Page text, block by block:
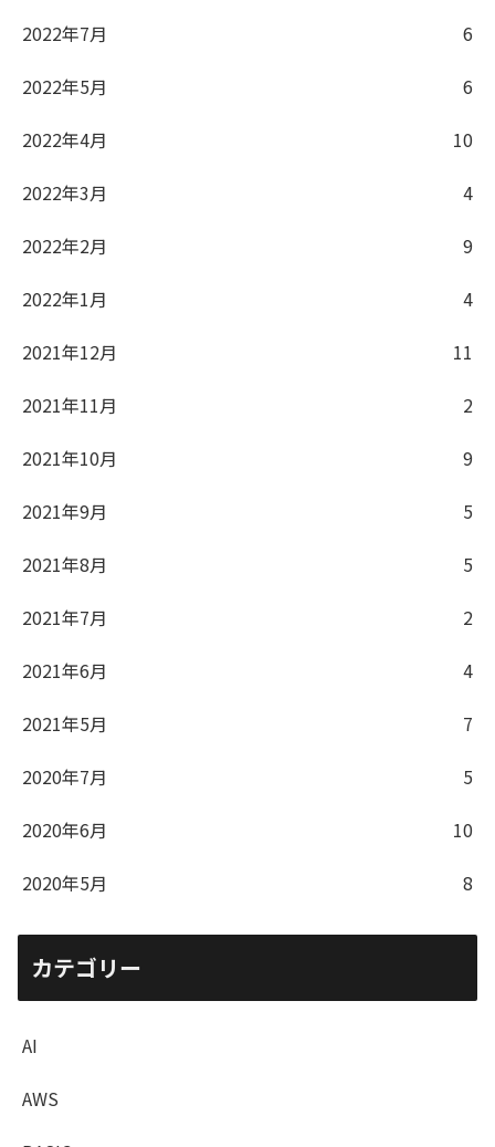
2022年7月
6
2022年5月
6
2022年4月
10
2022年3月
4
2022年2月
9
2022年1月
4
2021年12月
11
2021年11月
2
2021年10月
9
2021年9月
5
2021年8月
5
2021年7月
2
2021年6月
4
2021年5月
7
2020年7月
5
2020年6月
10
2020年5月
8
カテゴリー
AI
AWS